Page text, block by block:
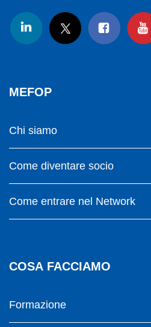
MEFOP
Chi siamo
Come diventare socio
Come entrare nel Network
COSA FACCIAMO
Formazione